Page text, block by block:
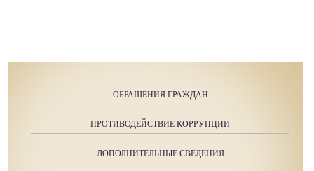
ОБРАЩЕНИЯ ГРАЖДАН
ПРОТИВОДЕЙСТВИЕ КОРРУПЦИИ
ДОПОЛНИТЕЛЬНЫЕ СВЕДЕНИЯ